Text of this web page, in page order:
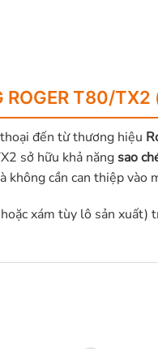
ROGER T80/TX2
đến từ thương hiệu
sở hữu khả năngsao
không cần can thiệp vào
xám tùy lô sản xuất)